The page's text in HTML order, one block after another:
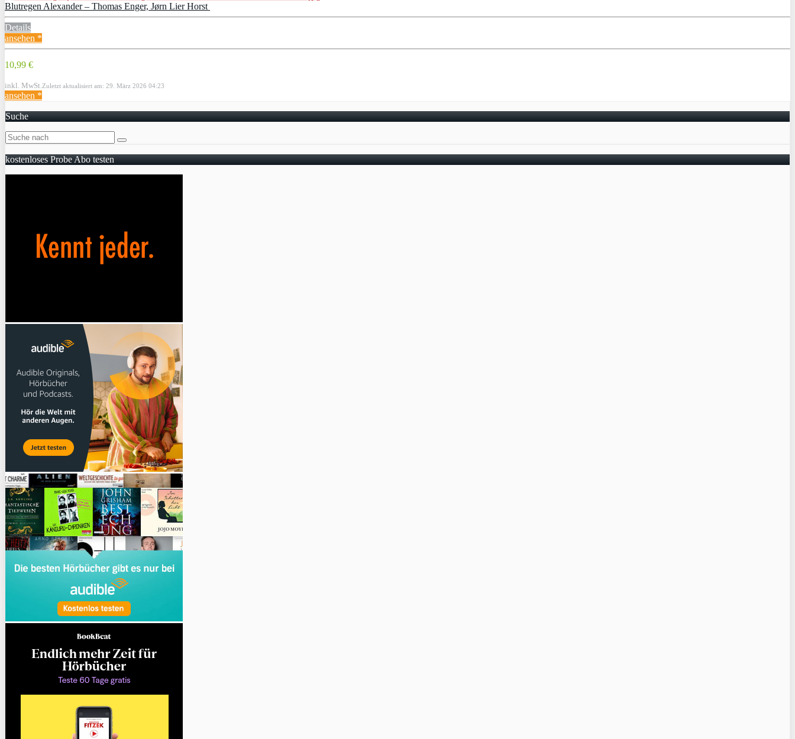
Blutregen Alexander – Thomas Enger, Jørn Lier Horst
Details
ansehen *
10,99 €
inkl. MwSt. Zuletzt aktualisiert am: 29. März 2026 04:23
ansehen *
Suche
kostenloses Probe Abo testen